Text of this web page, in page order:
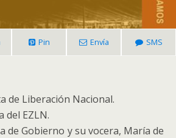
Pin Envía SMS
de Liberación Nacional.
del EZLN.
de Gobierno y su vocera, María de